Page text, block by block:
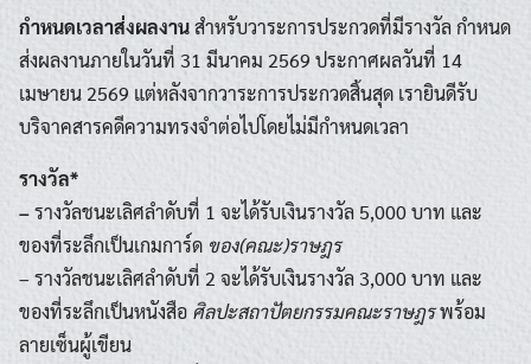
กำหนดเวลาส่งผลงานสำหรับวาระการประกวดที่มีรางวัล กำหนด
ส่งผลงานภายในวันที่ 31 มีนาคม 2569 ประกาศผลวันที่ 14
เมษายน 2569 แต่หลังจากวาระการประกวดสิ้นสุด เรายินดีรับ
บริจาคสารคดีความทรงจำต่อไปโดยไม่มีกำหนดเวลา
รางวัล*
–รางวัลชนะเลิศลำดับที่ 1 จะได้รับเงินรางวัล 5,000 บาท และ
ของที่ระลึกเป็นเกมการ์ด ของ(คณะ)ราษฎร
– รางวัลชนะเลิศลำดับที่ 2 จะได้รับเงินรางวัล 3,000 บาท และ
ของที่ระลึกเป็นหนังสือ ศิลปะสถาปัตยกรรมคณะราษฎรพร้อม
ลายเซ็นผู้เขียน